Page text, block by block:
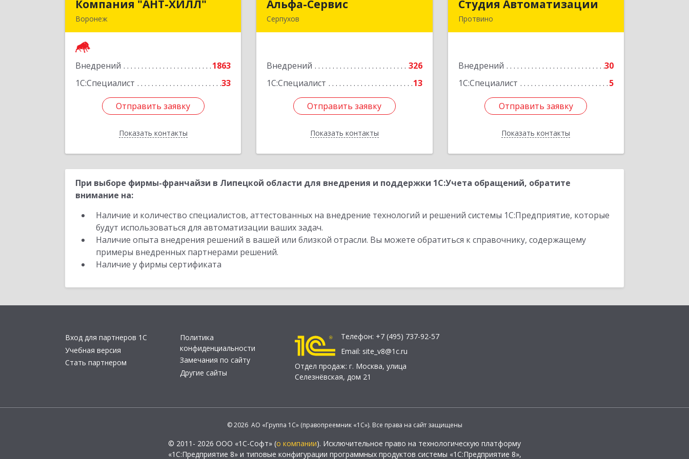
Компания "АНТ-ХИЛЛ"
Воронеж
Внедрений
1863
1С:Специалист
33
Отправить заявку
Показать контакты
Компания "АНТ-ХИЛЛ"
Подробнее
Отправить заявку
Назад
Альфа-Сервис
Серпухов
Внедрений
326
1С:Специалист
13
Отправить заявку
Показать контакты
Альфа-Сервис
Подробнее
Отправить заявку
Назад
Студия Автоматизации
Протвино
Внедрений
30
1С:Специалист
5
Отправить заявку
Показать контакты
Студия Автоматизации
Подробнее
Отправить заявку
Назад
При выборе фирмы-франчайзи в Липецкой области для внедрения и поддержки 1С:Учета обращений, обратите
внимание на:
Наличие и количество специалистов, аттестованных на внедрение технологий и решений системы 1С:Предприятие, которые
будут использоваться для автоматизации ваших задач.
Наличие опыта внедрения решений в вашей или близкой отрасли. Вы можете обратиться к справочнику, содержащему
примеры внедренных партнерами решений.
Наличие у фирмы сертификата
Вход для партнеров 1С
Учебная версия
Стать партнером
Политика
конфиденциальности
Замечания по сайту
Другие сайты
Телефон: +7 (495) 737-92-57
Email: site_v8@1c.ru
Отдел продаж: г. Москва, улица
Селезнёвская, дом 21
© 2026 АО «Группа 1С» (правопреемник «1С»). Все права на сайт защищены
© 2011- 2026 ООО «1С-Софт» (о компании). Исключительное право на технологическую платформу
«1С:Предприятие 8» и типовые конфигурации программных продуктов системы «1С:Предприятие 8»,